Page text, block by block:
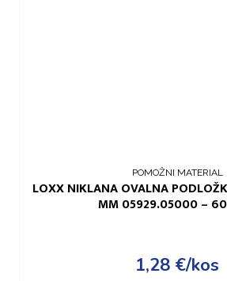
POMOŽNI MATERIAL
LOXX NIKLANA OVALNA
MM 05929.05000 –
1,28 €/kos